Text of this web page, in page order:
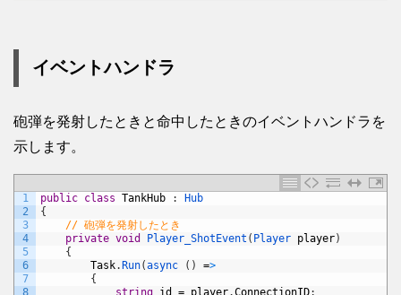
イベントハンドラ
砲弾を発射したときと命中したときのイベントハンドラを
示します。
1
2
3
4
5
6
7
8
public class TankHub :
Hub
{
// 砲弾を発射したとき
private void Player_ShotEvent ( Player player)
{
Task. Run(async ( ) =>
{
string id = player.ConnectionID;